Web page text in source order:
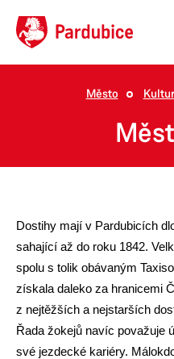
Město
Dostihy mají v Pardubicích
sahající až do roku 1842.
spolu s tolik obávaným
získala daleko za hranicemi
z nejtěžších a nejstarších
Řada žokejů navíc považuje
své jezdecké kariéry.